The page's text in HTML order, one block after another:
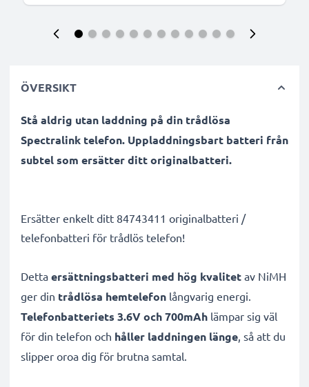
ÖVERSIKT
Stå aldrig utan laddning på din trådlösa
Spectralink telefon. Uppladdningsbart batteri från
subtel som ersätter ditt originalbatteri.
Ersätter enkelt ditt 84743411 originalbatteri /
telefonbatteri för trådlös telefon!
Detta ersättningsbatteri med hög kvalitet av NiMH
ger din trådlösa hemtelefon långvarig energi.
Telefonbatteriets 3.6V och 700mAh lämpar sig väl
för din telefon och håller laddningen länge, så att du
slipper oroa dig för brutna samtal.